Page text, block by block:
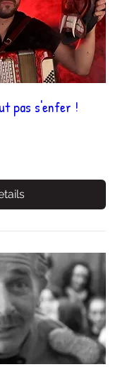
pas s'enfer !